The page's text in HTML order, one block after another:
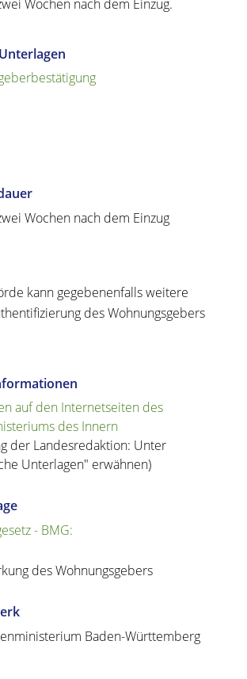
Wochen nach dem Einzug.
Wochen nach dem Einzug
kann gegebenenfalls weitere
des Wohnungsgebers
auf den Internetseiten des
des Innern
der Landesredaktion: Unter
Unterlagen" erwähnen)
- BMG:
des Wohnungsgebers
Baden-Württemberg